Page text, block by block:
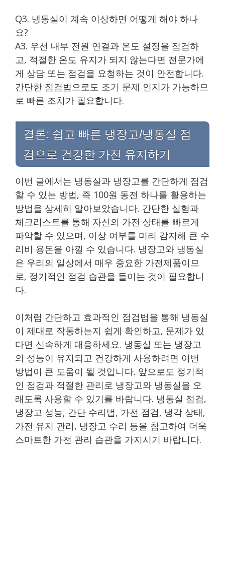
Q3. 냉동실이 계속 이상하면 어떻게 해야 하나
요?
A3. 우선 내부 전원 연결과 온도 설정을 점검하
고, 적절한 온도 유지가 되지 않는다면 전문가에
게 상담 또는 점검을 요청하는 것이 안전합니다.
간단한 점검법으로도 조기 문제 인지가 가능하므
로 빠른 조치가 필요합니다.
결론: 쉽고 빠른 냉장고/냉동실 점
검으로 건강한 가전 유지하기
이번 글에서는 냉동실과 냉장고를 간단하게 점검
할 수 있는 방법, 즉 100원 동전 하나를 활용하는
방법을 상세히 알아보았습니다. 간단한 실험과
체크리스트를 통해 자신의 가전 상태를 빠르게
파악할 수 있으며, 이상 여부를 미리 감지해 큰 수
리비 용돈을 아낄 수 있습니다. 냉장고와 냉동실
은 우리의 일상에서 매우 중요한 가전제품이므
로, 정기적인 점검 습관을 들이는 것이 필요합니
다.
이처럼 간단하고 효과적인 점검법을 통해 냉동실
이 제대로 작동하는지 쉽게 확인하고, 문제가 있
다면 신속하게 대응하세요. 냉동실 또는 냉장고
의 성능이 유지되고 건강하게 사용하려면 이번
방법이 큰 도움이 될 것입니다. 앞으로도 정기적
인 점검과 적절한 관리로 냉장고와 냉동실을 오
래도록 사용할 수 있기를 바랍니다. 냉동실 점검,
냉장고 성능, 간단 수리법, 가전 점검, 냉각 상태,
가전 유지 관리, 냉장고 수리 등을 참고하여 더욱
스마트한 가전 관리 습관을 가지시기 바랍니다.